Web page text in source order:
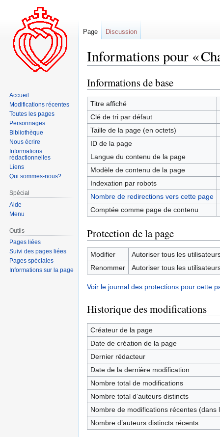
Informations pour «
Aller
à
la
navigation
Aller
à
la
recherche
Informations de base
Titre affiché
Clé de tri par défaut
Taille de la page (en octets)
ID de la page
Langue du contenu de la page
Modèle de contenu de la page
Indexation par robots
Nombre de redirections vers cette page
Comptée comme page de contenu
Protection de la page
Modifier
Autoriser tous les
Renommer
Autoriser tous les
Voir le journal des protections pour cette
Historique des modifications
Créateur de la page
Date de création de la page
Dernier rédacteur
Date de la dernière modification
Nombre total de modifications
Nombre total d’auteurs distincts
Nombre de modifications récentes (dans
Nombre d’auteurs distincts récents
Page Discussion
Accueil
Modifications récentes
Toutes les pages
Personnages
Bibliothèque
Nous écrire
Informations
rédactionnelles
Liens
Qui sommes-nous?
Spécial
Aide
Menu
Outils
Pages liées
Suivi des pages liées
Pages spéciales
Informations sur la page